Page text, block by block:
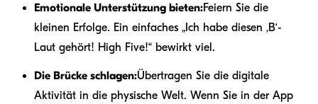
Emotionale Unterstützung bieten:Feiern Sie die
kleinen Erfolge. Ein einfaches „Ich habe diesen ‚B‘-
Laut gehört! High Five!“ bewirkt viel.
Die Brücke schlagen:Übertragen Sie die digitale
Aktivität in die physische Welt. Wenn Sie in der App